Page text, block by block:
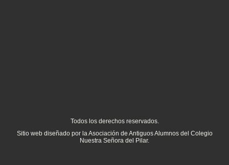
Todos los derechos reservados.
Sitio web diseñado por la Asociación de Antiguos Alumnos del Colegio
Nuestra Señora del Pilar.